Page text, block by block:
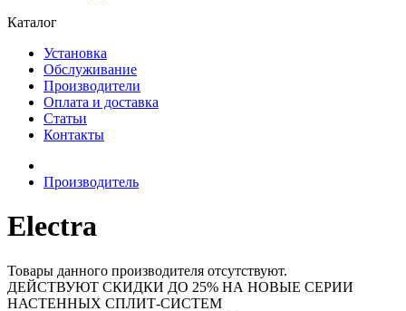
Каталог
Установка
Обслуживание
Производители
Оплата и доставка
Статьи
Контакты
Производитель
Electra
Товары данного производителя отсутствуют.
ДЕЙСТВУЮТ СКИДКИ ДО 25% НА НОВЫЕ СЕРИИ
НАСТЕННЫХ СПЛИТ-СИСТЕМ